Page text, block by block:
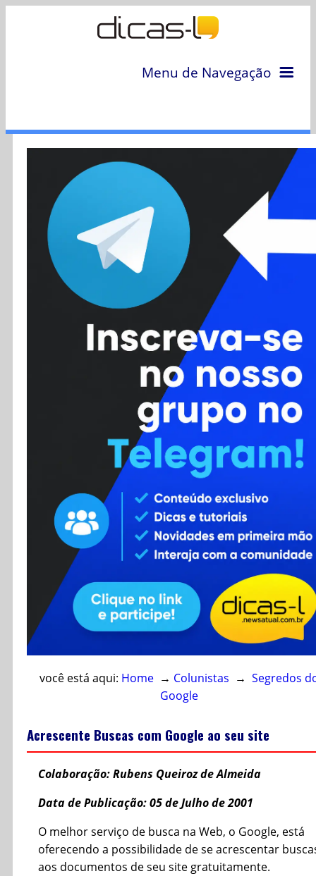
Menu de Navegação
Colunas
Colaboradores
Cursos
Enviar Dica
Contato
RSS
você está aqui: Home → Colunistas → Segredos
Google
Acrescente Buscas com Google ao seu site
Colaboração: Rubens Queiroz de Almeida
Data de Publicação: 05 de Julho de 2001
O melhor serviço de busca na Web, o Google, está
oferecendo a possibilidade de se acrescentar
aos documentos de seu site gratuitamente.